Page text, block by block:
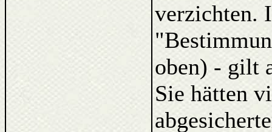
verzichten.
oben) - gilt
Sie hätten